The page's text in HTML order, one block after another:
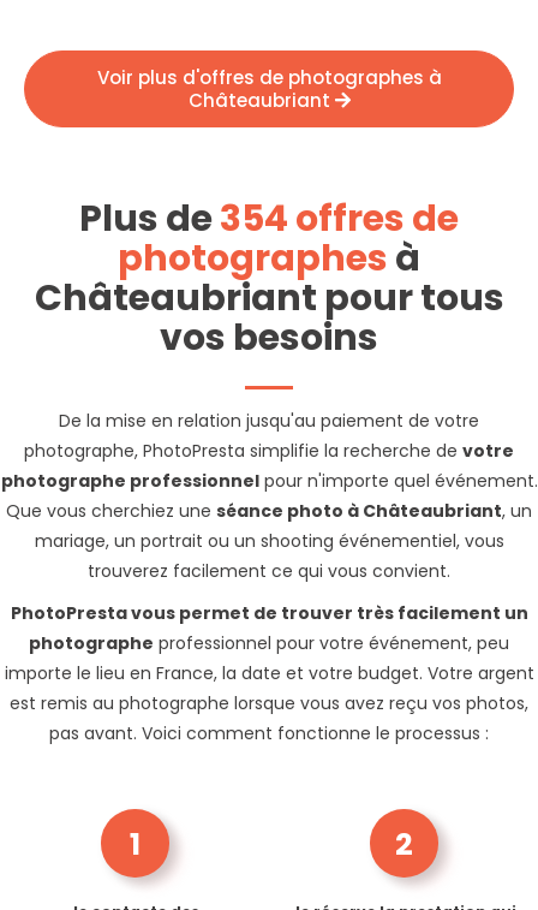
Voir plus d'offres de photographes à
Châteaubriant
Plus de354 offres de
photographesà
Châteaubriant pour tous
vos besoins
De la mise en relation jusqu'au paiement de votre
photographe, PhotoPresta simplifie la recherche de votre
photographe professionnelpour n'importe quel événement.
Que vous cherchiez une séance photo à Châteaubriant, un
mariage, un portrait ou un shooting événementiel, vous
trouverez facilement ce qui vous convient.
PhotoPresta vous permet de trouver très facilement un
photographe professionnel pour votre événement, peu
importe le lieu en France, la date et votre budget. Votre argent
est remis au photographe lorsque vous avez reçu vos photos,
pas avant. Voici comment fonctionne le processus :
1 2